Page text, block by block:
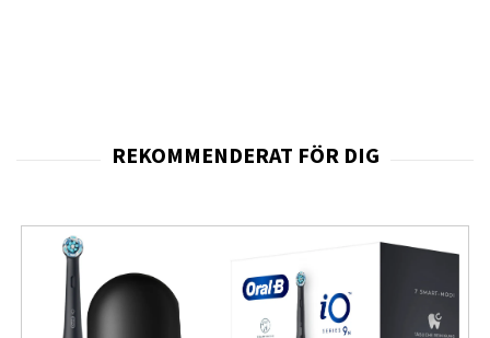
rakapparatför förberedande hårborttagning. Den har
Viktiga funktioner
IPL-teknik för permanent synlig hårreduktion